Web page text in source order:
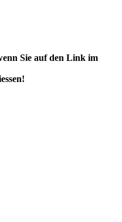
Sie auf den Link im